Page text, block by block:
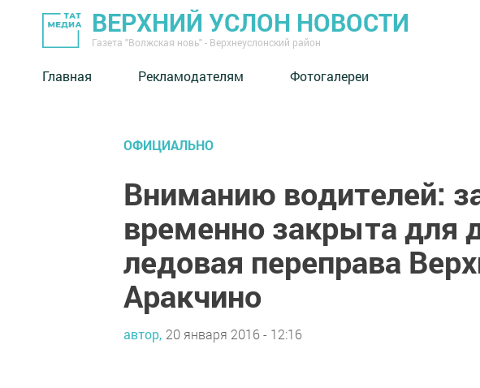
ВЕРХНИЙ УСЛОН НОВОСТИ
Газета "Волжская новь" - Верхнеуслонский район
Главная Рекламодателям Фотогалереи
ОФИЦИАЛЬНО
Вниманию водителей:
временно закрыта для
ледовая переправа
Аракчино
автор, 20 января 2016 - 12:16